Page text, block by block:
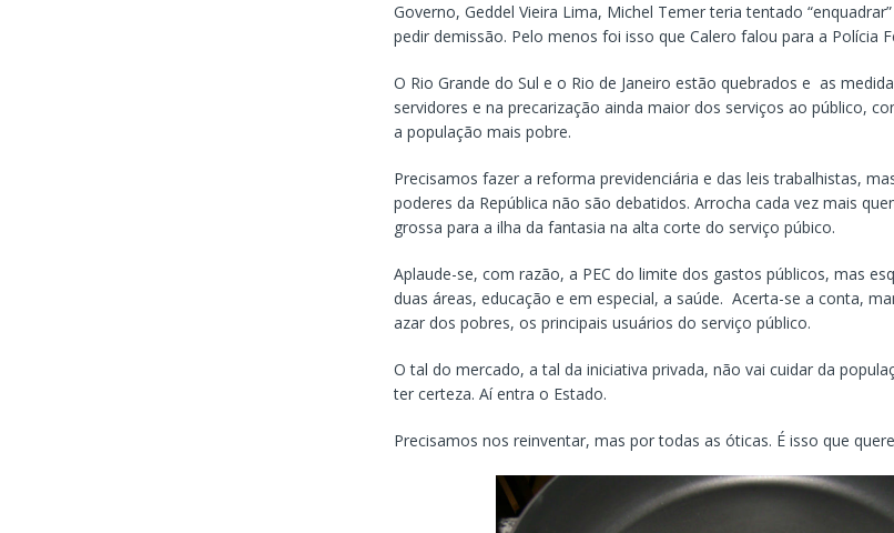
Governo, Geddel Vieira Lima, Michel Temer teria tentado
pedir demissão. Pelo menos foi isso que Calero falou para a Polícia
O Rio Grande do Sul e o Rio de Janeiro estão quebrados e as
servidores e na precarização ainda maior dos serviços ao público,
a população mais pobre.
Precisamos fazer a reforma previdenciária e das leis trabalhistas,
poderes da República não são debatidos. Arrocha cada vez mais
grossa para a ilha da fantasia na alta corte do serviço púbico.
Aplaude-se, com razão, a PEC do limite dos gastos públicos, mas
duas áreas, educação e em especial, a saúde. Acerta-se a conta,
azar dos pobres, os principais usuários do serviço público.
O tal do mercado, a tal da iniciativa privada, não vai cuidar da
ter certeza. Aí entra o Estado.
Precisamos nos reinventar, mas por todas as óticas. É isso que